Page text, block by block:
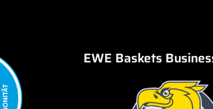
EWE Baskets